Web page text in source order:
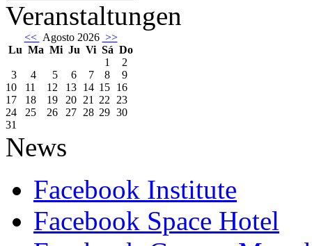
Veranstaltungen
<< Agosto 2026 >>
Lu Ma Mi Ju Vi Sá Do
1
2
3
4 5 6 7 8
9
10
11 12 13 14 15 16
17
18 19 20 21 22 23
24
25 26 27 28 29 30
31
News
Facebook Institute
Facebook Space Hotel